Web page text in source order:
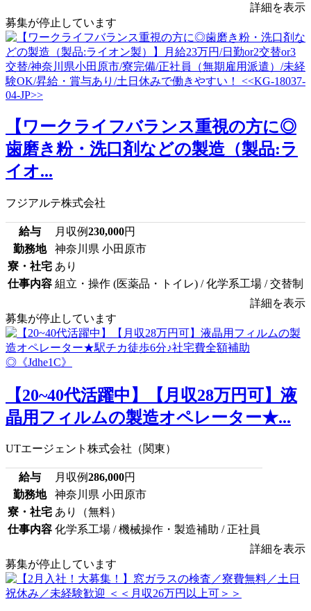
詳細を表示
募集が停止しています
【ワークライフバランス重視の方に◎
歯磨き粉・洗口剤などの製造（製品:ラ
イオ...
フジアルテ株式会社
給与 月収例230,000円
勤務地
神奈川県 小田原市
寮・社宅 あり
仕事内容 組立・操作 (医薬品・トイレ) / 化学系工場 / 交替制
詳細を表示
募集が停止しています
【20~40代活躍中】【月収28万円可】液
晶用フィルムの製造オペレーター★...
UTエージェント株式会社（関東）
給与 月収例286,000円
勤務地
神奈川県 小田原市
寮・社宅 あり（無料）
仕事内容 化学系工場 / 機械操作・製造補助 / 正社員
詳細を表示
募集が停止しています